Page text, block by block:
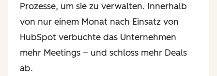
Prozesse, um sie zu verwalten. Innerhalb
von nur einem Monat nach Einsatz von
HubSpot verbuchte das Unternehmen
mehr Meetings – und schloss mehr Deals
ab.